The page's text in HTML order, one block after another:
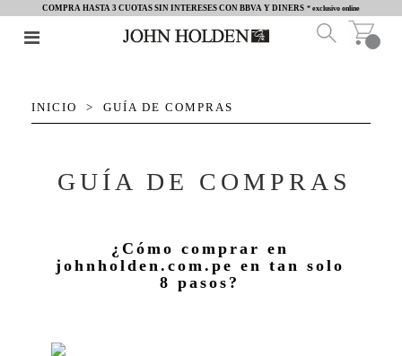
COMPRA HASTA 3 CUOTAS SIN INTERESES CON BBVA Y DINERS * exclusivo online
INICIO GUÍA DE COMPRAS
GUÍA DE COMPRAS
¿Cómo comprar en
johnholden.com.pe en tan solo
8 pasos?